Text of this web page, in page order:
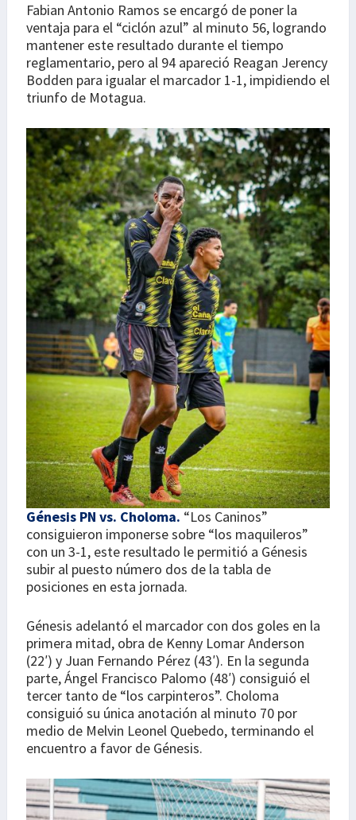
Fabian Antonio Ramos se encargó de poner la
ventaja para el “ciclón azul” al minuto 56, logrando
mantener este resultado durante el tiempo
reglamentario, pero al 94 apareció Reagan Jerency
Bodden para igualar el marcador 1-1, impidiendo el
triunfo de Motagua.
Génesis PN vs. Choloma. “Los Caninos”
consiguieron imponerse sobre “los maquileros”
con un 3-1, este resultado le permitió a Génesis
subir al puesto número dos de la tabla de
posiciones en esta jornada.
Génesis adelantó el marcador con dos goles en la
primera mitad, obra de Kenny Lomar Anderson
(22′) y Juan Fernando Pérez (43′). En la segunda
parte, Ángel Francisco Palomo (48′) consiguió el
tercer tanto de “los carpinteros”. Choloma
consiguió su única anotación al minuto 70 por
medio de Melvin Leonel Quebedo, terminando el
encuentro a favor de Génesis.